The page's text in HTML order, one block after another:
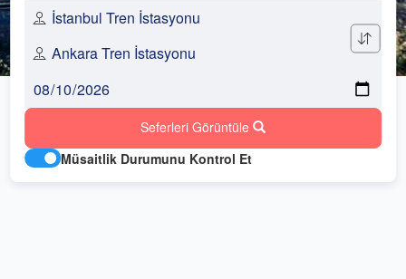
Seferleri Görüntüle
Müsaitlik Durumunu Kontrol Et